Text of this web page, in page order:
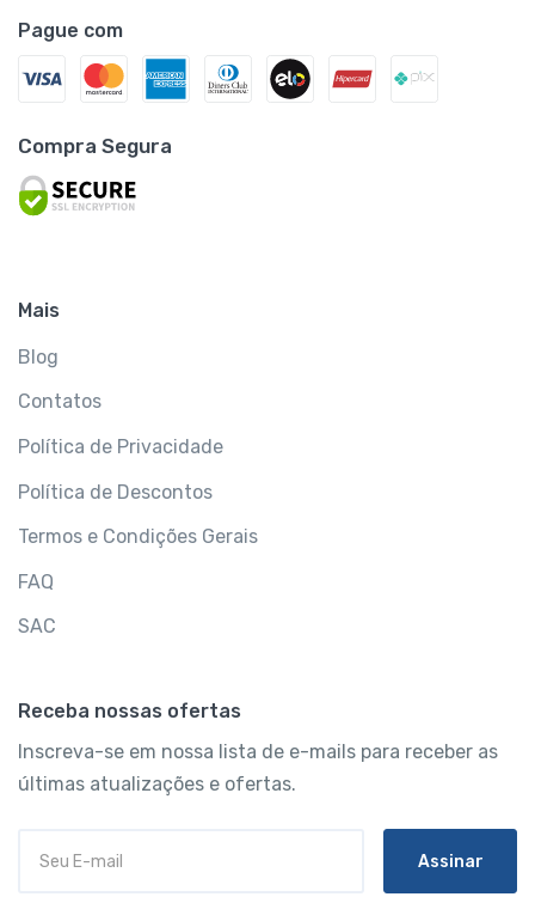
Pague com
Compra Segura
Mais
Blog
Contatos
Política de Privacidade
Política de Descontos
Termos e Condições Gerais
FAQ
SAC
Receba nossas ofertas
Inscreva-se em nossa lista de e-mails para receber as
últimas atualizações e ofertas.
Assinar